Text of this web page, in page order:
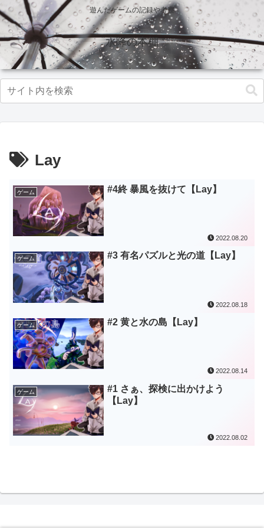
遊んだゲームの記録や考察
水降の本棚
Lay
ゲーム #4終 暴風を抜けて【Lay】
2022.08.20
ゲーム #3 有名パズルと光の道【Lay】
2022.08.18
ゲーム #2 黄と水の島【Lay】
2022.08.14
ゲーム
#1 さぁ、探検に出かけよう
【Lay】
2022.08.02